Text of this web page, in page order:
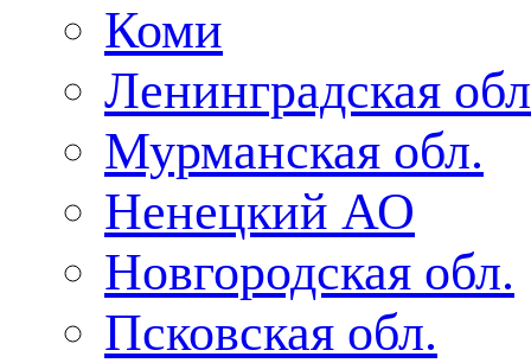
Коми
Ленинградская
Мурманская обл.
Ненецкий АО
Новгородская обл.
Псковская обл.